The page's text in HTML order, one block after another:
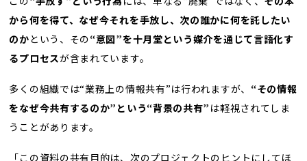
から何を得て、なぜ今それを手放し、次の誰かに何を託したい
のかという、その“意図”を十月堂という媒介を通じて言語化す
るプロセスが含まれています。
多くの組織では“業務上の情報共有”は行われますが、 “その情報
をなぜ今共有するのか”という“背景の共有” は軽視されてしま
うことがあります。
「この資料の共有目的は、次のプロジェクトのヒントにしてほ